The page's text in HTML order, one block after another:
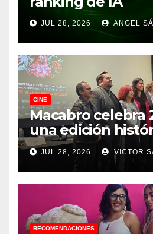
JUL 28, 2026 ANGEL
CINE
Macabro celebra
una edición
sedes, invitados y
debes saber
JUL 28, 2026 VICTOR
RECOMENDACIONES